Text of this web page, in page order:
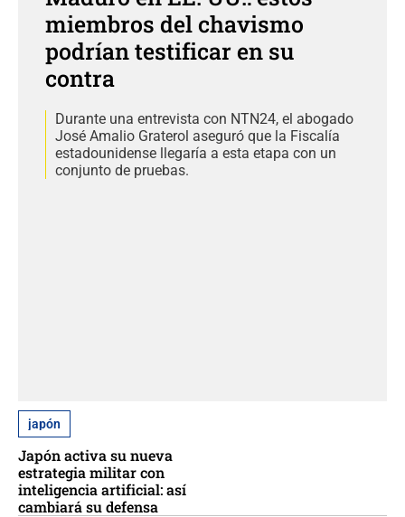
miembros del chavismo
podrían testificar en su
contra
Durante una entrevista con NTN24, el abogado
José Amalio Graterol aseguró que la Fiscalía
estadounidense llegaría a esta etapa con un
conjunto de pruebas.
japón
Japón activa su nueva
estrategia militar con
inteligencia artificial: así
cambiará su defensa